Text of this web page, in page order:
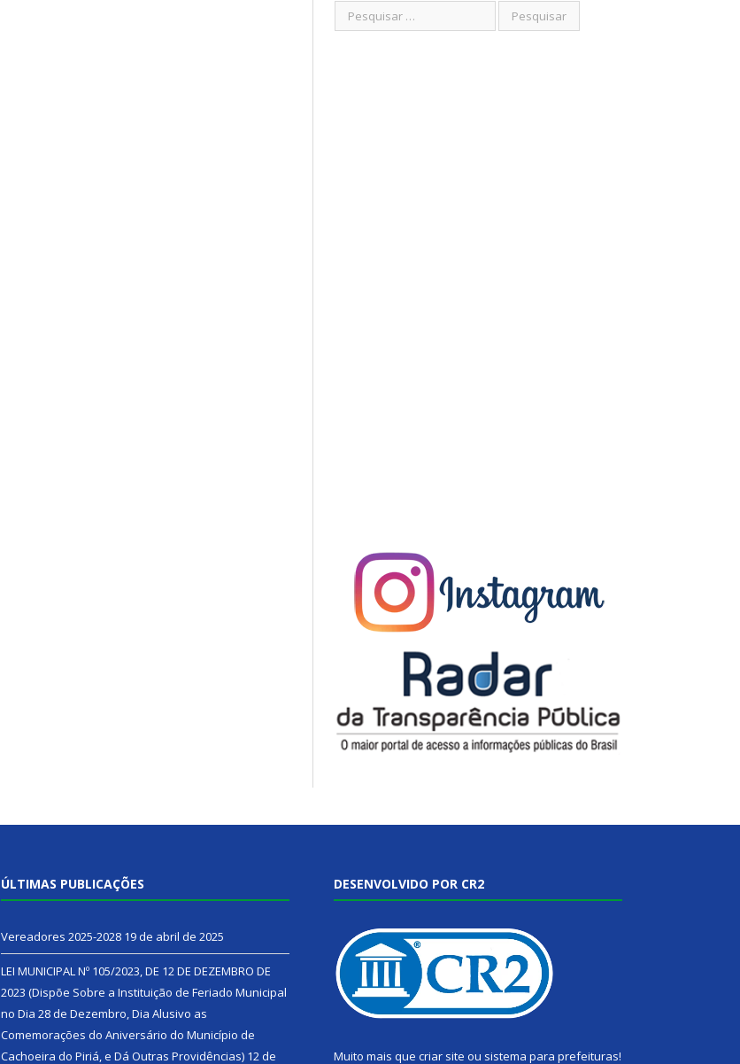
ÚLTIMAS PUBLICAÇÕES
Vereadores 2025-2028 19 de abril de 2025
LEI MUNICIPAL Nº 105/2023, DE 12 DE DEZEMBRO DE
2023 (Dispõe Sobre a Instituição de Feriado Municipal
no Dia 28 de Dezembro, Dia Alusivo as
Comemorações do Aniversário do Município de
Cachoeira do Piriá, e Dá Outras Providências) 12 de
DESENVOLVIDO POR CR2
Muito mais que criar site ou sistema para prefeituras!